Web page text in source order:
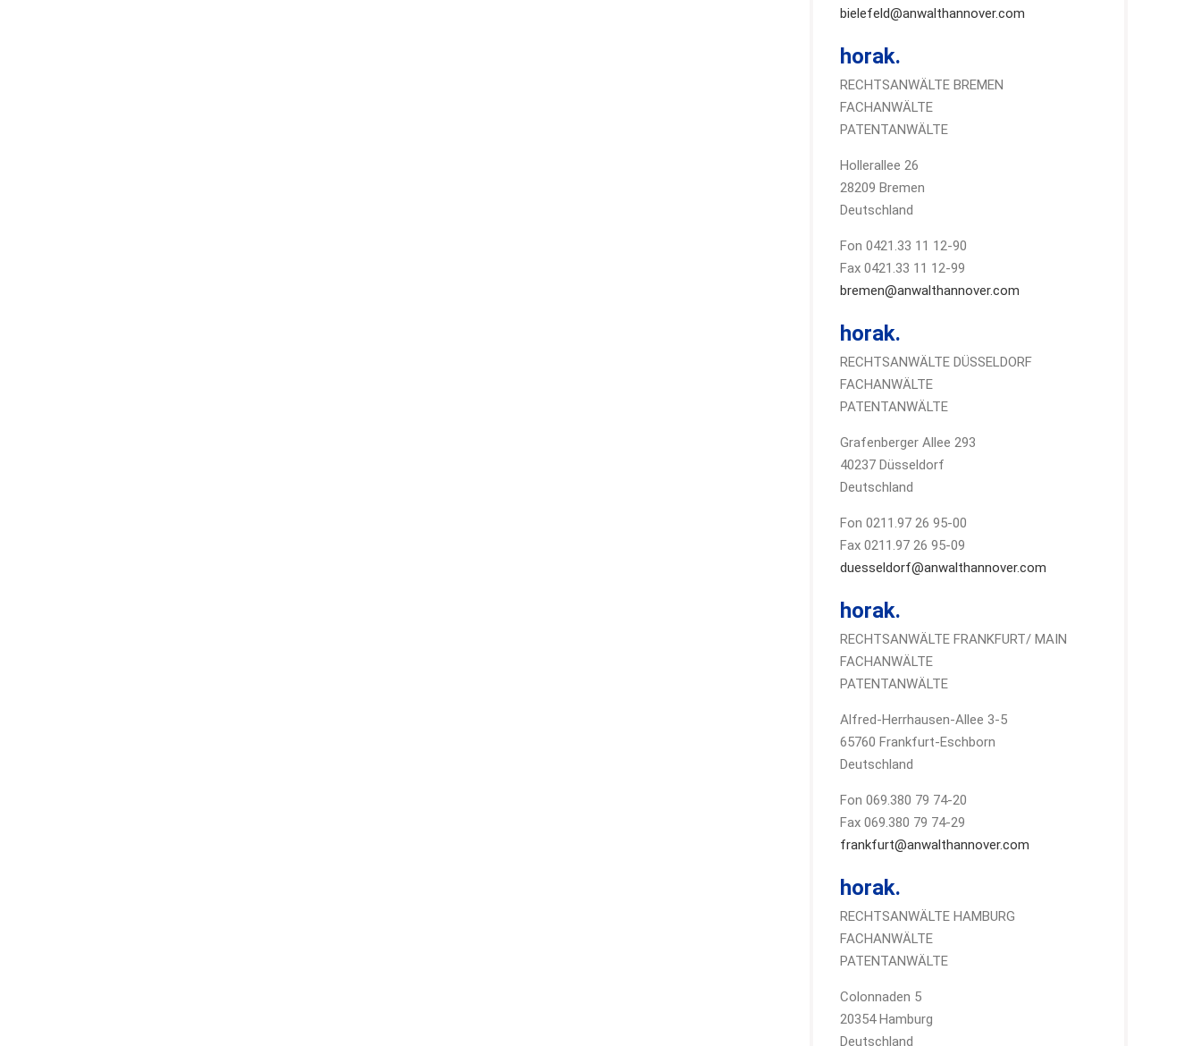
bielefeld@anwalthannover.com
horak.
RECHTSANWÄLTE BREMEN
FACHANWÄLTE
PATENTANWÄLTE
Hollerallee 26
28209 Bremen
Deutschland
Fon 0421.33 11 12-90
Fax 0421.33 11 12-99
bremen@anwalthannover.com
horak.
RECHTSANWÄLTE DÜSSELDORF
FACHANWÄLTE
PATENTANWÄLTE
Grafenberger Allee 293
40237 Düsseldorf
Deutschland
Fon 0211.97 26 95-00
Fax 0211.97 26 95-09
duesseldorf@anwalthannover.com
horak.
RECHTSANWÄLTE FRANKFURT/ MAIN
FACHANWÄLTE
PATENTANWÄLTE
Alfred-Herrhausen-Allee 3-5
65760 Frankfurt-Eschborn
Deutschland
Fon 069.380 79 74-20
Fax 069.380 79 74-29
frankfurt@anwalthannover.com
horak.
RECHTSANWÄLTE HAMBURG
FACHANWÄLTE
PATENTANWÄLTE
Colonnaden 5
20354 Hamburg
Deutschland